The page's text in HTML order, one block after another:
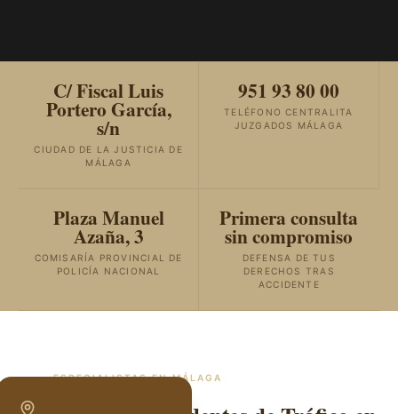
C/ Fiscal Luis
Portero García,
s/n
CIUDAD DE LA JUSTICIA DE
MÁLAGA
951 93 80 00
TELÉFONO CENTRALITA
JUZGADOS MÁLAGA
Plaza Manuel
Azaña, 3
COMISARÍA PROVINCIAL DE
POLICÍA NACIONAL
Primera consulta
sin compromiso
DEFENSA DE TUS
DERECHOS TRAS
ACCIDENTE
ESPECIALISTAS ENMÁLAGA